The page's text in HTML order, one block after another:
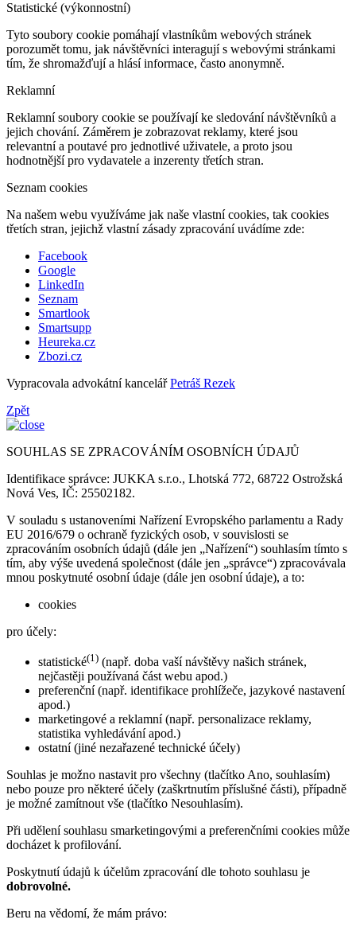
Statistické (výkonnostní)
Tyto soubory cookie pomáhají vlastníkům webových stránek
porozumět tomu, jak návštěvníci interagují s webovými stránkami
tím, že shromažďují a hlásí informace, často anonymně.
Reklamní
Reklamní soubory cookie se používají ke sledování návštěvníků a
jejich chování. Záměrem je zobrazovat reklamy, které jsou
relevantní a poutavé pro jednotlivé uživatele, a proto jsou
hodnotnější pro vydavatele a inzerenty třetích stran.
Seznam cookies
Na našem webu využíváme jak naše vlastní cookies, tak cookies
třetích stran, jejichž vlastní zásady zpracování uvádíme zde:
Facebook
Google
LinkedIn
Seznam
Smartlook
Smartsupp
Heureka.cz
Zbozi.cz
Vypracovala advokátní kancelářPetráš Rezek
Zpět
SOUHLAS SE ZPRACOVÁNÍM OSOBNÍCH ÚDAJŮ
Identifikace správce: JUKKA s.r.o., Lhotská 772, 68722 Ostrožská
Nová Ves, IČ: 25502182.
V souladu s ustanoveními Nařízení Evropského parlamentu a Rady
EU 2016/679 o ochraně fyzických osob, v souvislosti se
zpracováním osobních údajů (dále jen „Nařízení“) souhlasím tímto s
tím, aby výše uvedená společnost (dále jen „správce“) zpracovávala
mnou poskytnuté osobní údaje (dále jen osobní údaje), a to:
cookies
pro účely:
statistické(1) (např. doba vaší návštěvy našich stránek,
nejčastěji používaná část webu apod.)
preferenční (např. identifikace prohlížeče, jazykové nastavení
apod.)
marketingové a reklamní (např. personalizace reklamy,
statistika vyhledávání apod.)
ostatní (jiné nezařazené technické účely)
Souhlas je možno nastavit pro všechny (tlačítko Ano, souhlasím)
nebo pouze pro některé účely (zaškrtnutím příslušné části), případně
je možné zamítnout vše (tlačítko Nesouhlasím).
Při udělení souhlasu smarketingovými a preferenčními cookies může
docházet k profilování.
Poskytnutí údajů k účelům zpracování dle tohoto souhlasu je
dobrovolné.
Beru na vědomí, že mám právo: